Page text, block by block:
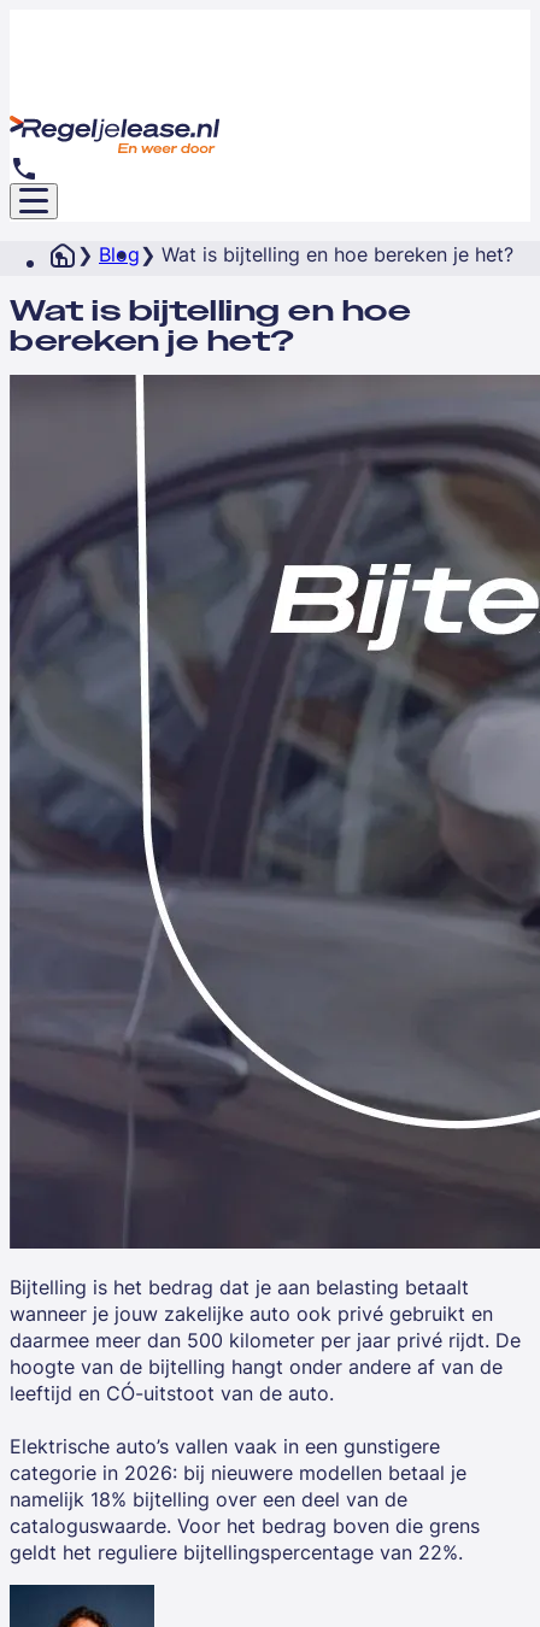
Blog Wat is bijtelling en hoe bereken je het?
Wat is bijtelling en hoe
bereken je het?
Bijtelling is het bedrag dat je aan belasting betaalt
wanneer je jouw zakelijke auto ook privé gebruikt en
daarmee meer dan 500 kilometer per jaar privé rijdt. De
hoogte van de bijtelling hangt onder andere af van de
leeftijd en CO₂-uitstoot van de auto.
Elektrische auto’s vallen vaak in een gunstigere
categorie in 2026: bij nieuwere modellen betaal je
namelijk 18% bijtelling over een deel van de
cataloguswaarde. Voor het bedrag boven die grens
geldt het reguliere bijtellingspercentage van 22%.